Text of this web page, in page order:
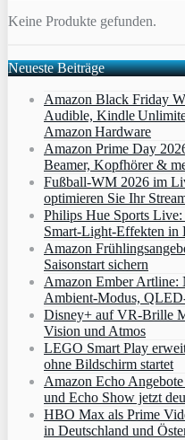
Keine Produkte gefunden.
Neueste Beiträge
Amazon Black Friday
Audible, Kindle
Amazon Hardware
Amazon Prime Day
Beamer, Kopfhörer &
Fußball-WM 2026 im
optimieren Sie Ihr
Philips Hue Sports
Smart‑Light‑Effekten in
Amazon
Saisonstart sichern
Amazon Ember Artline:
Ambient‑Modus,
Disney+ auf VR-Brille
Vision und Atmos
LEGO Smart Play
ohne Bildschirm startet
Amazon Echo
und Echo Show jetzt
HBO Max als Prime
in Deutschland und